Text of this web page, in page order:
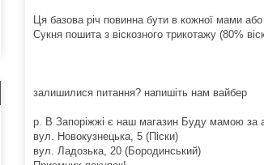
Ця базова річ повинна бути в кожної мами або
Сукня пошита з віскозного трикотажу (80%
залишилися питання? напишіть нам вайбер
р. В Запоріжжі є наш магазин Буду мамою за
вул. Новокузнецька, 5 (Піски)
вул. Ладозька, 20 (Бородинський)